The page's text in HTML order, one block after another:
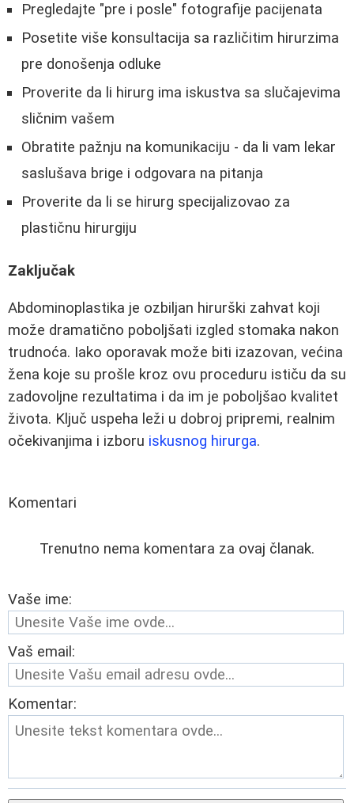
Pregledajte "pre i posle" fotografije pacijenata
Posetite više konsultacija sa različitim hirurzima
pre donošenja odluke
Proverite da li hirurg ima iskustva sa slučajevima
sličnim vašem
Obratite pažnju na komunikaciju - da li vam lekar
saslušava brige i odgovara na pitanja
Proverite da li se hirurg specijalizovao za
plastičnu hirurgiju
Zaključak
Abdominoplastika je ozbiljan hirurški zahvat koji
može dramatično poboljšati izgled stomaka nakon
trudnoća. Iako oporavak može biti izazovan, većina
žena koje su prošle kroz ovu proceduru ističu da su
zadovoljne rezultatima i da im je poboljšao kvalitet
života. Ključ uspeha leži u dobroj pripremi, realnim
očekivanjima i izboru iskusnog hirurga.
Komentari
Trenutno nema komentara za ovaj članak.
Vaše ime:
Vaš email:
Komentar: